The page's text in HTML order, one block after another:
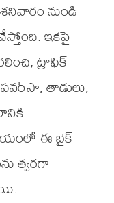
నుండి
ఇకపై
ట్రాఫిక్
తాడులు,
ఈ బైక్
త్వరగా